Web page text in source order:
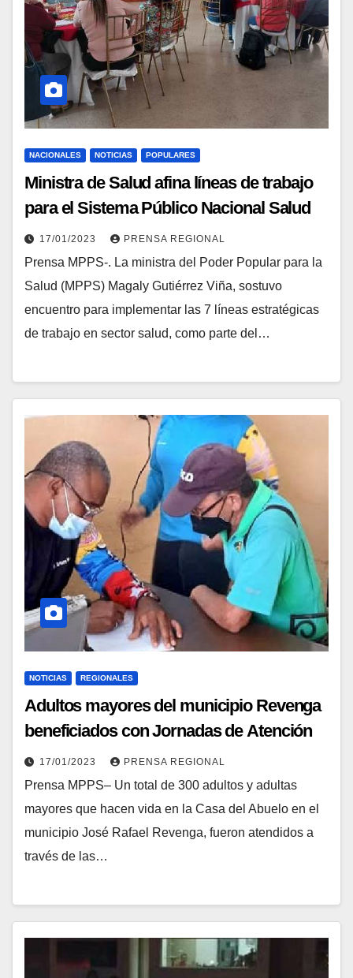
NACIONALES NOTICIAS POPULARES
Ministra de Salud afina líneas de trabajo
para el Sistema Público Nacional Salud
202317/01/2023 PRENSA REGIONAL
Prensa MPPS-. La ministra del Poder Popular para la
Salud (MPPS) Magaly Gutiérrez Viña, sostuvo
encuentro para implementar las 7 líneas estratégicas
de trabajo en sector salud, como parte del…
NOTICIAS REGIONALES
Adultos mayores del municipio Revenga
beneficiados con Jornadas de Atención
Integral en el estado Aragua
17/01/2023 PRENSA REGIONAL
Prensa MPPS– Un total de 300 adultos y adultas
mayores que hacen vida en la Casa del Abuelo en el
municipio José Rafael Revenga, fueron atendidos a
través de las…